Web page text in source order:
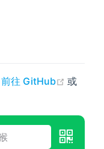
前往 GitHub (opens
或